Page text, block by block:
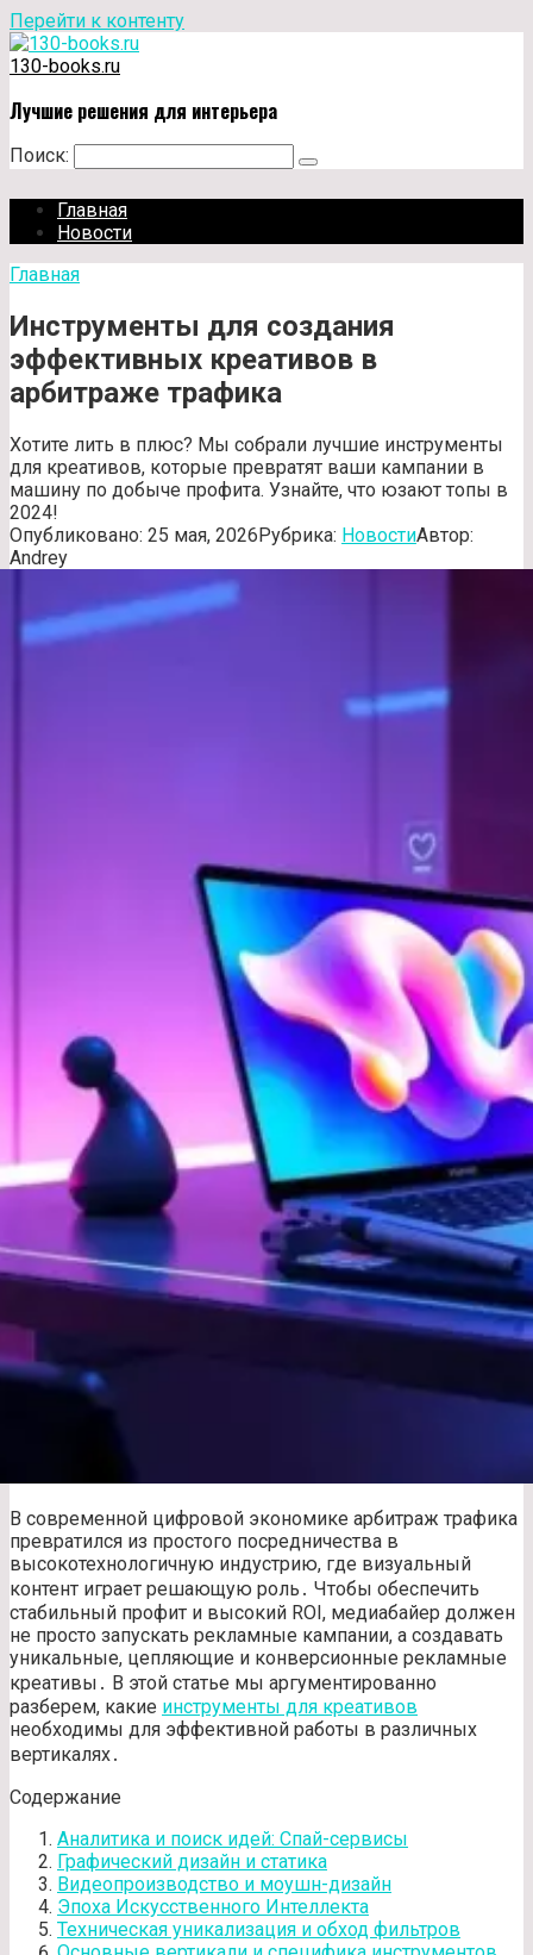
Перейти к контенту
130-books.ru
Лучшие решения для интерьера
Поиск:
Главная
Новости
Главная
Инструменты для создания
эффективных креативов в
арбитраже трафика
Хотите лить в плюс? Мы собрали лучшие инструменты
для креативов, которые превратят ваши кампании в
машину по добыче профита. Узнайте, что юзают топы в
2024!
Опубликовано: 25 мая, 2026Рубрика: НовостиАвтор:
Andrey
В современной цифровой экономике арбитраж трафика
превратился из простого посредничества в
высокотехнологичную индустрию, где визуальный
контент играет решающую роль․ Чтобы обеспечить
стабильный профит и высокий ROI, медиабайер должен
не просто запускать рекламные кампании, а создавать
уникальные, цепляющие и конверсионные рекламные
креативы․ В этой статье мы аргументированно
разберем, какие инструменты для креативов
необходимы для эффективной работы в различных
вертикалях․
Содержание
Аналитика и поиск идей: Спай-сервисы
Графический дизайн и статика
Видеопроизводство и моушн-дизайн
Эпоха Искусственного Интеллекта
Техническая уникализация и обход фильтров